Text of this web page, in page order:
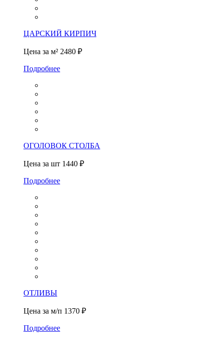
ЦАРСКИЙ КИРПИЧ
Цена за м² 2480 ₽
Подробнее
ОГОЛОВОК СТОЛБА
Цена за шт 1440 ₽
Подробнее
ОТЛИВЫ
Цена за м/п 1370 ₽
Подробнее